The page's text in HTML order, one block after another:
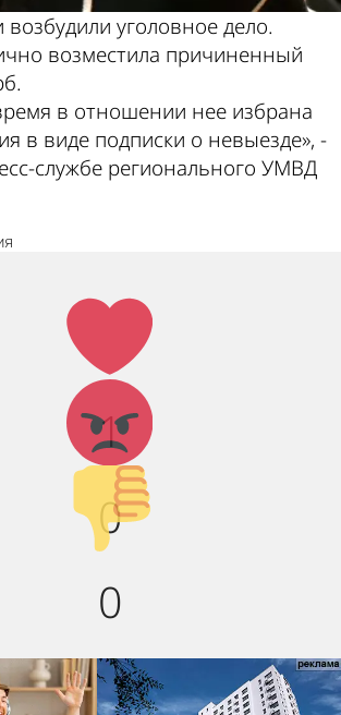
уголовное дело.
возместила причиненный
в отношении нее избрана
в виде подписки о невыезде», -
службе регионального УМВД
Лайк!
1
Агрессия!
0
Палец
вниз!
0